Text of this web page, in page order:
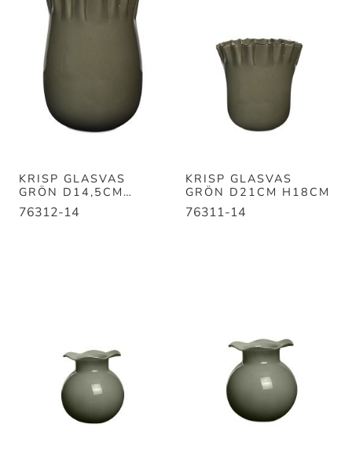
KRISP GLASVAS
GRÖN D14,5CM
H21CM
76312-14
KRISP GLASVAS
GRÖN D21CM H18CM
76311-14